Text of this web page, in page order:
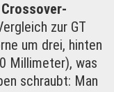
zur GT
um drei, hinten
Millimeter), was
schraubt: Man